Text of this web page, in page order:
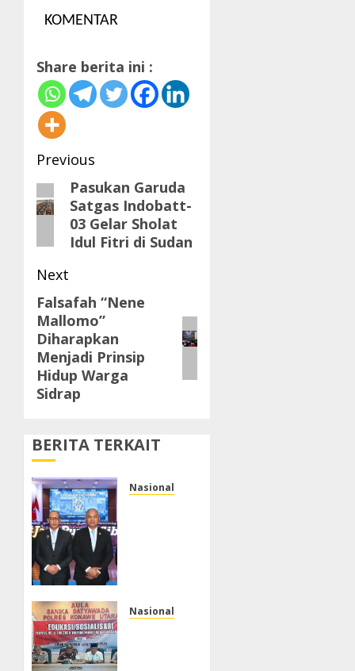
KOMENTAR
Share berita ini :
Post
navigation
Previous
Previous
post:
Pasukan Garuda
Satgas Indobatt-
03 Gelar Sholat
Idul Fitri di Sudan
Next
Next
post:
Falsafah “Nene
Mallomo”
Diharapkan
Menjadi Prinsip
Hidup Warga
Sidrap
BERITA TERKAIT
Nasional
HUT
Nasional